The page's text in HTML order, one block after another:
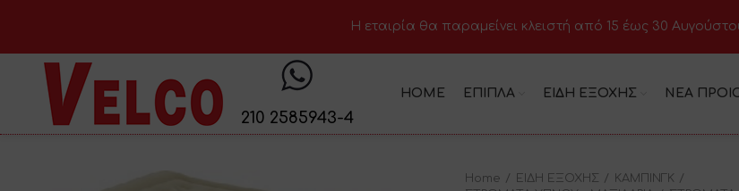
210 2585943-4
HOME ΕΠΙΠΛΑ ΕΙΔΗ ΕΞΟΧΗΣ ΝΕΑ
Home ΕΙΔΗ ΕΞΟΧΗΣ
ΚΑΜΠΙΝΓΚ
H εταιρία θα παραμείνει κλειστή από 15 έως 30